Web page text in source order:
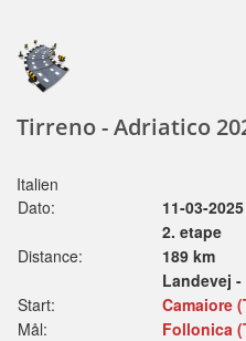
Tirreno - Adriatico
Italien
Dato:
11-03-2025
2. etape
Distance:
189 km
Landevej
Start:
Camaiore
Mål:
Follonica